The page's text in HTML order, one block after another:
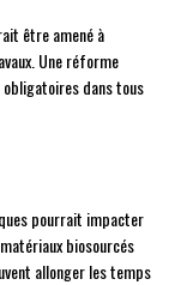
être amené à
Une réforme
dans tous
pourrait impacter
biosourcés
allonger les temps